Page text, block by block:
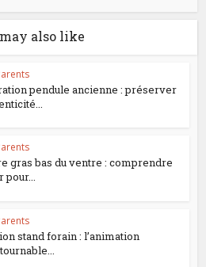
also like
pendule ancienne : préserver
gras bas du ventre : comprendre
pour...
stand forain : l’animation